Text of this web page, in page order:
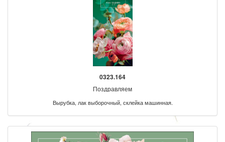
0323.164
Поздравляем
Вырубка, лак выборочный, склейка машинная.